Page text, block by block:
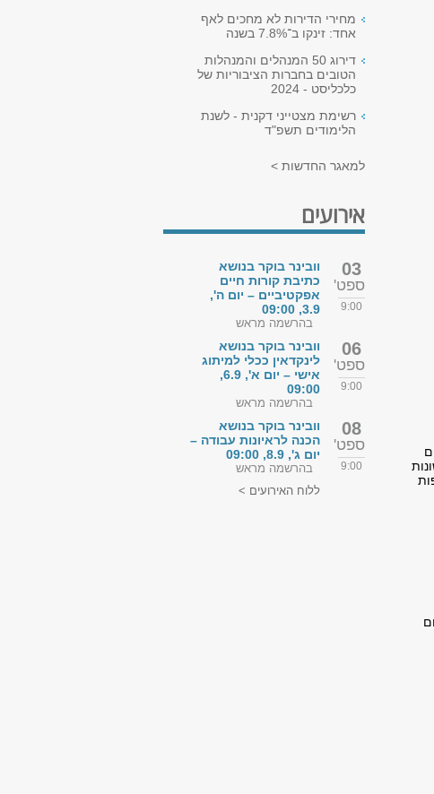
הסיום
מחירי הדירות לא מחכים לאף
אחד: זינקו ב־7.8% בשנה
דירוג 50 המנהלים והמנהלות
הטובים בחברות הציבוריות של
כלכליסט - 2024
רשימת מצטייני דקנית - לשנת
הלימודים תשפ"ד
למאגר החדשות >
אירועים
03
ספט'
9:00
וובינר בוקר בנושא
כתיבת קורות חיים
אפקטיביים – יום ה',
3.9, 09:00
בהרשמה מראש
06
ספט'
9:00
וובינר בוקר בנושא
לינקדאין ככלי למיתוג
אישי – יום א', 6.9,
09:00
בהרשמה מראש
08
ספט'
9:00
וובינר בוקר בנושא
הכנה לראיונות עבודה –
יום ג', 8.9, 09:00
בהרשמה מראש
ללוח האירועים >